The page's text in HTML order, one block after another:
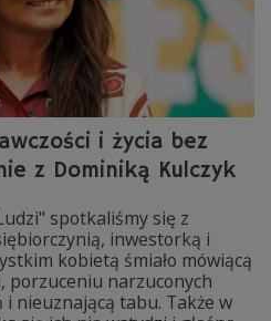
i życia bez
z Dominiką Kulczyk
spotkaliśmy się z
inwestorką i
kobietą śmiało mówiącą
porzuceniu narzuconych
nieuznającą tabu. Także w